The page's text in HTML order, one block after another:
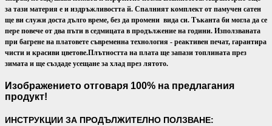
за тази материя е и издръжливостта й. Спалният комплект от памучен сатен
ще ви служи доста дълго време, без да промени вида си. Тъканта би могла да се
пере повече от два пъти в седмицата в продължение на години. Използваната
при багрене на платовете съвременна технология - реактивен печат, гарантира
чисти и красиви цветове.Плътността на плата ще запази топлината през
зимата и ще създаде усещане за хлад през лятото.
Изображението отговаря 100% на предлагания
продукт!
ИНСТРУКЦИИ ЗА ПРОДЪЛЖИТЕЛНО ПОЛЗВАНЕ: